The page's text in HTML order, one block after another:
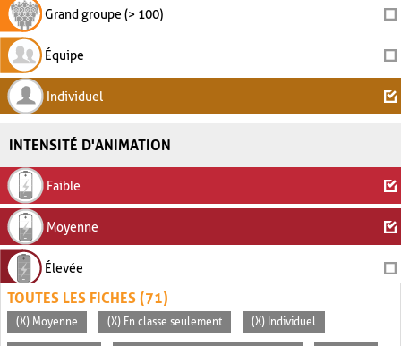
Grand groupe (> 100)
Équipe
Individuel
INTENSITÉ D'ANIMATION
Faible
Moyenne
Élevée
TOUTES LES FICHES (71)
(X) Moyenne (X) En classe seulement (X) Individuel